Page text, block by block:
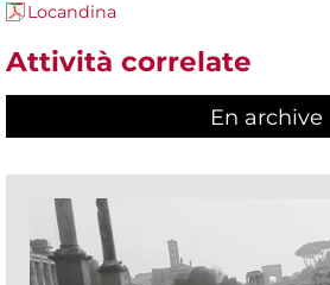
Locandina
Attività correlate
En archive